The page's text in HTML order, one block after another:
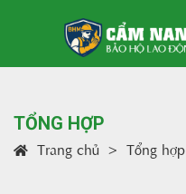
TỔNG HỢP
Trang chủ Tổng hợp